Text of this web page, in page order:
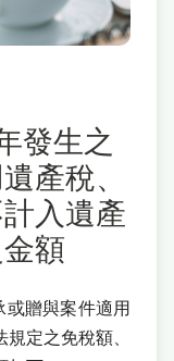
發生之
產稅、
入遺產
額
贈與案件適用
定之免稅額、